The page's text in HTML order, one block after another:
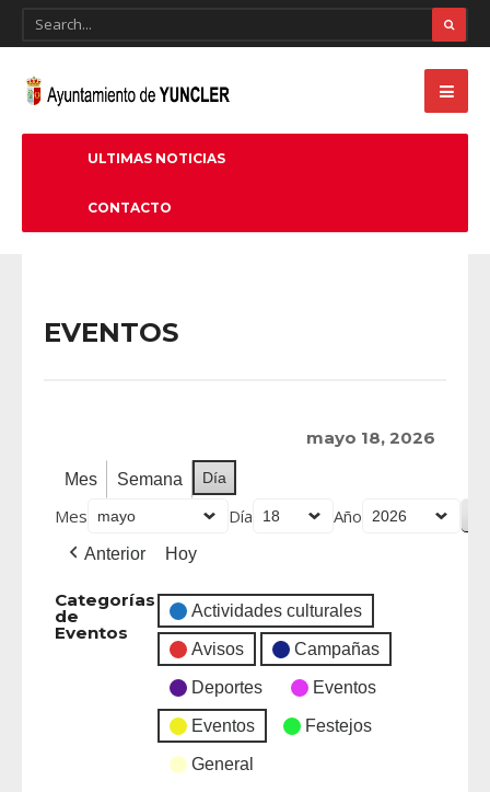
ULTIMAS NOTICIAS
CONTACTO
EVENTOS
mayo 18, 2026
Mes Semana Día
Mes Día Año
Anterior Hoy
Categorías
de
Eventos
Actividades culturales
Avisos Campañas
Deportes Eventos
Eventos Festejos
General